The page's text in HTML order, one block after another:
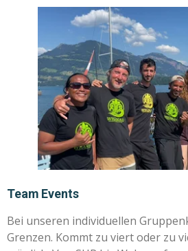
Team Events
Bei unseren individuellen
Grenzen. Kommt zu viert oder zu